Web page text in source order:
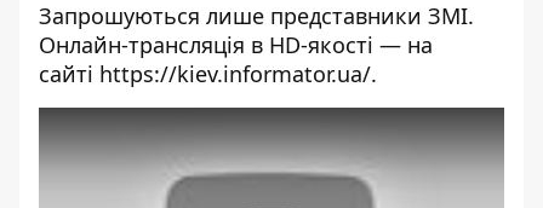
Запрошуються лише представники ЗМІ.
Онлайн-трансляція в HD-якості — на
сайті https://kiev.informator.ua/.